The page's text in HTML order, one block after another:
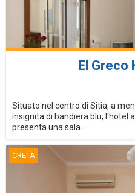
El Greco
Situato nel centro di Sitia, a
insignita di bandiera blu, l'hotel
presenta una sala ...
CRETA